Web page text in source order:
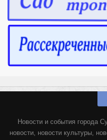
Новости и события города
новости, новости культуры,